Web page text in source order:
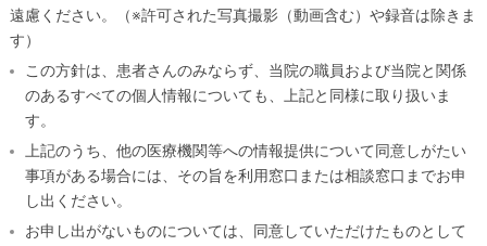
遠慮ください。（※許可された写真撮影（動画含む）や録音は除きま
す）
この方針は、患者さんのみならず、当院の職員および当院と関係
のあるすべての個人情報についても、上記と同様に取り扱いま
す。
上記のうち、他の医療機関等への情報提供について同意しがたい
事項がある場合には、その旨を利用窓口または相談窓口までお申
し出ください。
お申し出がないものについては、同意していただけたものとして